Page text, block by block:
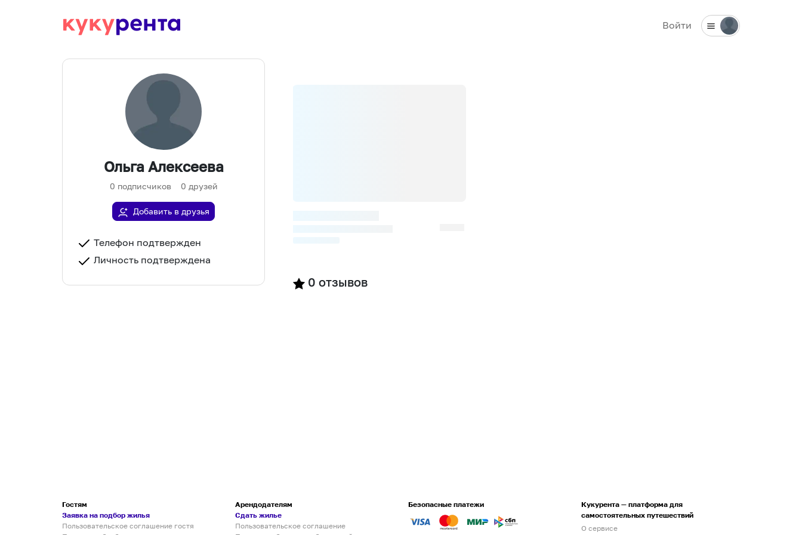
Войти
Ольга Алексеева
0 подписчиков 0 друзей
Добавить в друзья
Телефон подтвержден
Личность подтверждена
0 отзывов
Гостям
Заявка на подбор жилья
Пользовательское соглашение гостя
Арендодателям
Сдать жилье
Пользовательское соглашение
Безопасные платежи
Кукурента — платформа для
самостоятельных путешествий
О сервисе